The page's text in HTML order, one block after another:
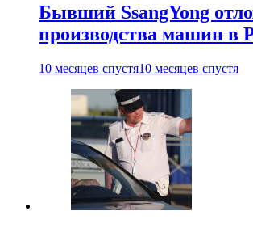
Бывший SsangYong
производства машин в
10 месяцев спустя10 месяцев спустя